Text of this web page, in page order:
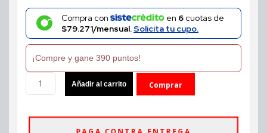
price
was:
$489,990.
price
is:
$389,990.
Compra con en 6cuotas de
$79.271/mensual. Solicita tu cupo.
¡Compre y gane 390 puntos!
Boss
Añadir al carrito Comprar
PAGA CONTRA ENTREGA